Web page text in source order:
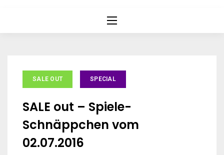
SALE OUT SPECIAL
SALE out – Spiele-
Schnäppchen vom
02.07.2016